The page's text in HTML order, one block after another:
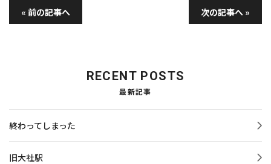
« 前の記事へ 次の記事へ »
RECENT POSTS
最新記事
終わってしまった
旧大社駅